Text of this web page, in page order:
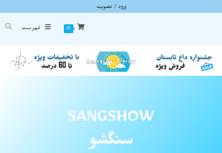
ورود / عضویت
0 فهرست
SANGSHOW
سنگشو